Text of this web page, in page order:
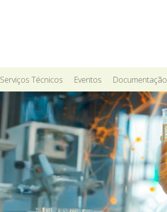
Serviços Técnicos Eventos Documentação